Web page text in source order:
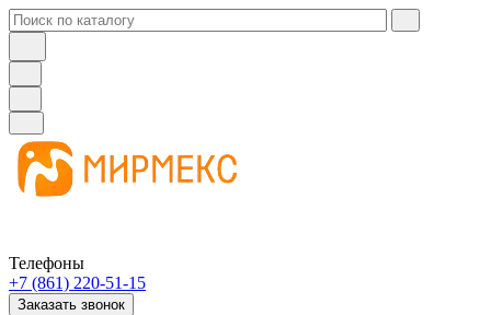
Телефоны
+7 (861) 220-51-15
Заказать звонок